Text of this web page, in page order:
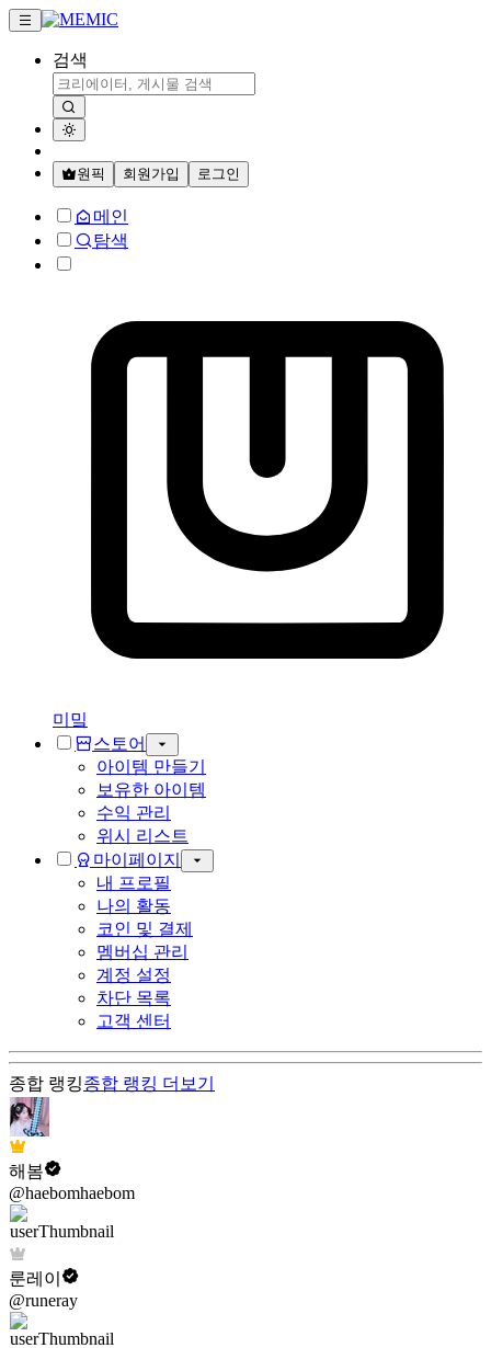
검색
원픽 회원가입 로그인
메인
탐색
미밐
스토어
아이템 만들기
보유한 아이템
수익 관리
위시 리스트
마이페이지
내 프로필
나의 활동
코인 및 결제
멤버십 관리
계정 설정
차단 목록
고객 센터
종합 랭킹종합 랭킹 더보기
해봄
@haebomhaebom
룬레이
@runeray